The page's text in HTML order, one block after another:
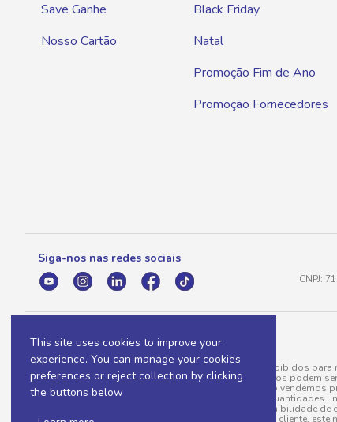
This site uses cookies to improve your
experience. You can manage your cookies
preferences or reject collection by clicking
the buttons below
Save Ganhe
Nosso Cartão
Black Friday
Natal
Promoção Fim de Ano
Promoção Fornecedores
Siga-nos nas redes sociais
CNPJ:
A venda e o consumo de bebidas alcoólicas são proibidos para
válidas para a loja eletrônica, sendo que seus preços podem
para menos, por conta de produtos variáveis; e não
do pedido. Produtos em promoção possuem quantidades
20/03/97). A venda está diretamente ligada à disponibilidade
Caso algum produto venha a faltar no pedido do cliente,